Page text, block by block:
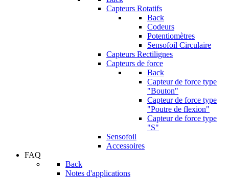
Capteurs Rotatifs
Back
Codeurs
Potentiomètres
Sensofoil Circulaire
Capteurs Rectilignes
Capteurs de force
Back
Capteur de force type
"Bouton"
Capteur de force type
"Poutre de flexion"
Capteur de force type
"S"
Sensofoil
Accessoires
FAQ
Back
Notes d'applications